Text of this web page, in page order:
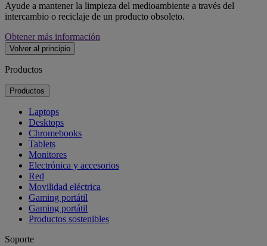
Ayude a mantener la limpieza del medioambiente a través del
intercambio o reciclaje de un producto obsoleto.
Obtener más información
Volver al principio
Productos
Productos
Laptops
Desktops
Chromebooks
Tablets
Monitores
Electrónica y accesorios
Red
Movilidad eléctrica
Gaming portátil
Gaming portátil
Productos sostenibles
Soporte